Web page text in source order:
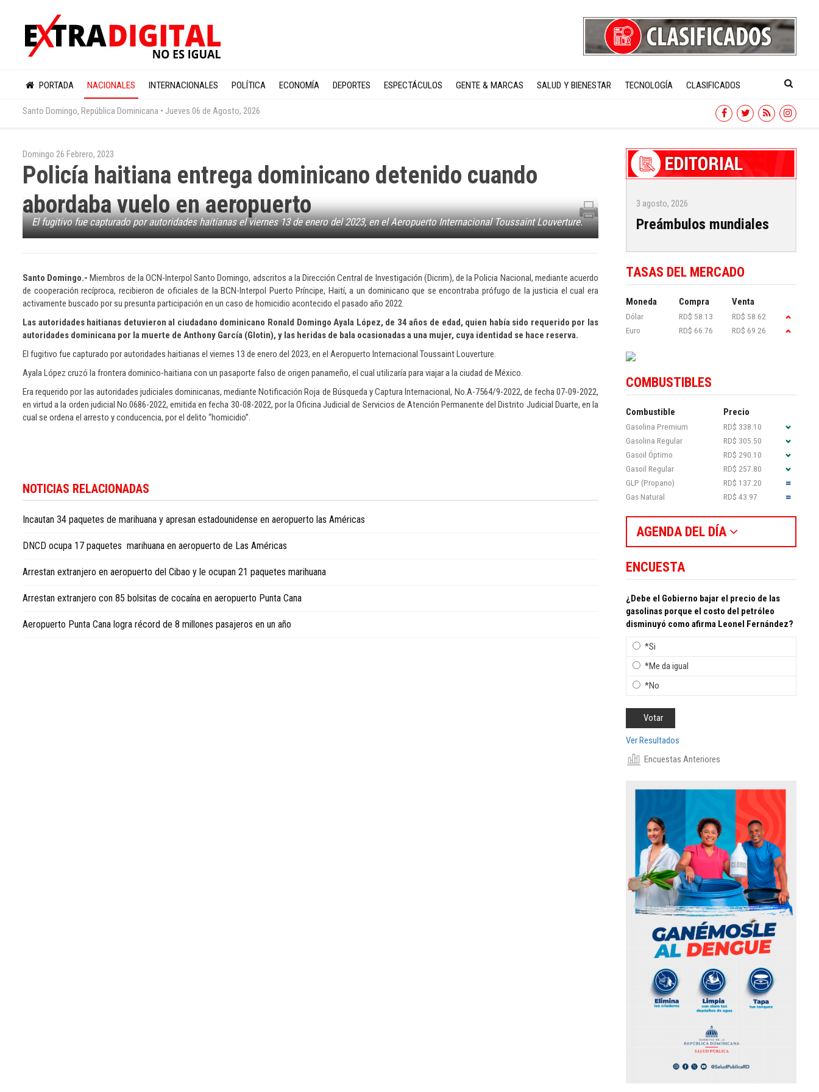
PORTADA NACIONALES INTERNACIONALES POLÍTICA ECONOMÍA DEPORTES ESPECTÁCULOS GENTE & MARCAS SALUD Y BIENESTAR TECNOLOGÍA CLASIFICADOS
Santo Domingo, República Dominicana • Jueves 06 de Agosto, 2026
Domingo 26 Febrero, 2023
Policía haitiana entrega dominicano detenido cuando
abordaba vuelo en aeropuerto
El fugitivo fue capturado por autoridades haitianas el viernes 13 de enero del 2023, en el Aeropuerto Internacional Toussaint Louverture.
Santo Domingo.- Miembros de la OCN-Interpol Santo Domingo, adscritos a la Dirección Central de Investigación (Dicrim), de la Policia Nacional, mediante acuerdo
de cooperación recíproca, recibieron de oficiales de la BCN-Interpol Puerto Príncipe, Haití, a un dominicano que se encontraba prófugo de la justicia el cual era
activamente buscado por su presunta participación en un caso de homicidio acontecido el pasado año 2022.
Las autoridades haitianas detuvieron al ciudadano dominicano Ronald Domingo Ayala López, de 34 años de edad, quien había sido requerido por las
autoridades dominicana por la muerte de Anthony García (Glotin), y las heridas de bala ocasionadas a una mujer, cuya identidad se hace reserva.
El fugitivo fue capturado por autoridades haitianas el viernes 13 de enero del 2023, en el Aeropuerto Internacional Toussaint Louverture.
Ayala López cruzó la frontera dominico-haitiana con un pasaporte falso de origen panameño, el cual utilizaría para viajar a la ciudad de México.
Era requerido por las autoridades judiciales dominicanas, mediante Notificación Roja de Búsqueda y Captura Internacional, No.A-7564/9-2022, de fecha 07-09-2022,
en virtud a la orden judicial No.0686-2022, emitida en fecha 30-08-2022, por la Oficina Judicial de Servicios de Atención Permanente del Distrito Judicial Duarte, en la
cual se ordena el arresto y conducencia, por el delito “homicidio”.
conocer
sobre
República
visite
Republic
in
NOTICIAS RELACIONADAS
Incautan 34 paquetes de marihuana y apresan estadounidense en aeropuerto las Américas
DNCD ocupa 17 paquetes marihuana en aeropuerto de Las Américas
Arrestan extranjero en aeropuerto del Cibao y le ocupan 21 paquetes marihuana
Arrestan extranjero con 85 bolsitas de cocaína en aeropuerto Punta Cana
Aeropuerto Punta Cana logra récord de 8 millones pasajeros en un año
3 agosto, 2026
Preámbulos mundiales
TASAS DEL MERCADO
Moneda Compra Venta
Dólar RD$ 58.13
RD$ 58.62
Euro
RD$ 66.76 RD$ 69.26
COMBUSTIBLES
Combustible Precio
Gasolina Premium
RD$ 338.10
Gasolina Regular
RD$ 305.50
Gasoil Óptimo
RD$ 290.10
Gasoil Regular
RD$ 257.80
GLP (Propano)
RD$ 137.20
Gas Natural
RD$ 43.97
AGENDA DEL DÍA
ENCUESTA
¿Debe el Gobierno bajar el precio de las
gasolinas porque el costo del petróleo
disminuyó como afirma Leonel Fernández?
*Si
*Me da igual
*No
Ver Resultados
Encuestas Anteriores